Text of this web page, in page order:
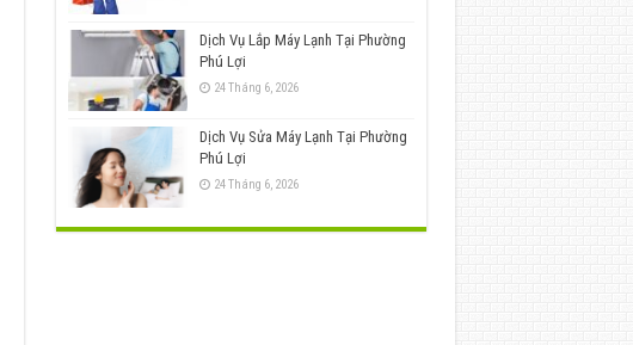
Dịch Vụ Lắp Máy Lạnh Tại Phường
Phú Lợi
24 Tháng 6, 2026
Dịch Vụ Sửa Máy Lạnh Tại Phường
Phú Lợi
24 Tháng 6, 2026